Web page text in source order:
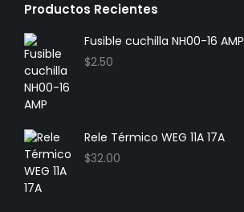
Productos Recientes
Fusible cuchilla NH00-16 AMP
$2.50
Rele Térmico WEG 11A 17A
$32.00